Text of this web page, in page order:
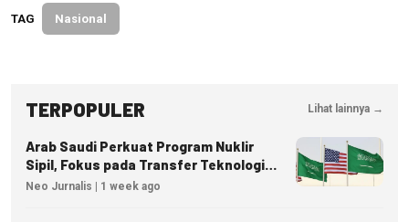
TAG Nasional
TERPOPULER Lihat lainnya →
Arab Saudi Perkuat Program Nuklir
Sipil, Fokus pada Transfer Teknologi
dan Kedaulatan Energi
Neo Jurnalis | 1 week ago